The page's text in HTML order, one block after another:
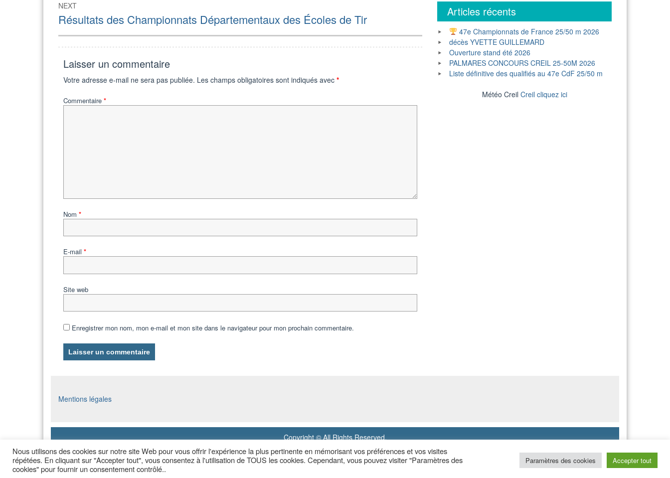
NEXT
Next
post:
Résultats des Championnats Départementaux des Écoles de Tir
Laisser un commentaire
Votre adresse e-mail ne sera pas publiée. Les champs obligatoires sont indiqués avec *
Commentaire *
Nom *
E-mail *
Site web
Enregistrer mon nom, mon e-mail et mon site dans le navigateur pour mon prochain commentaire.
Articles récents
47e Championnats de France 25/50 m 2026
décès YVETTE GUILLEMARD
Ouverture stand été 2026
PALMARES CONCOURS CREIL 25-50M 2026
Liste définitive des qualifiés au 47e CdF 25/50 m
Météo Creil Creil cliquez ici
Mentions légales
Copyright © All Rights Reserved.
Powered by WordPress |Blue Planet byNilambar
Nous utilisons des cookies sur notre site Web pour vous offrir l'expérience la plus pertinente en mémorisant vos préférences et vos visites
répétées. En cliquant sur "Accepter tout", vous consentez à l'utilisation de TOUS les cookies. Cependant, vous pouvez visiter "Paramètres des
cookies" pour fournir un consentement contrôlé..
Paramètres des cookies Accepter tout